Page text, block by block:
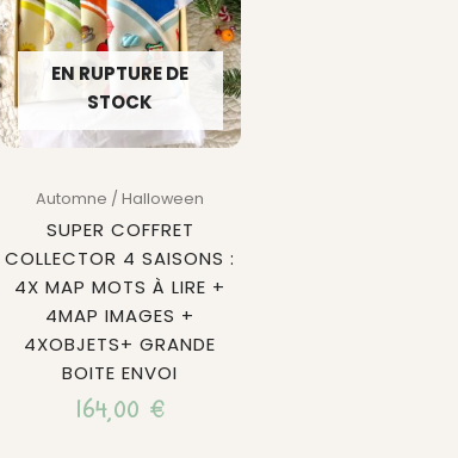
EN RUPTURE DE
STOCK
Automne / Halloween
SUPER COFFRET
COLLECTOR 4 SAISONS :
4X MAP MOTS À LIRE +
4MAP IMAGES +
4XOBJETS+ GRANDE
BOITE ENVOI
164,00 €